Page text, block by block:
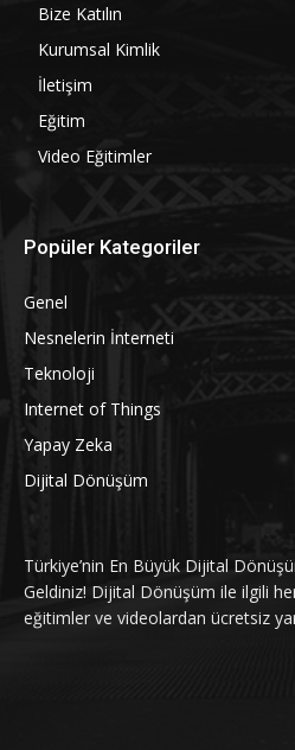
Bize Katılın
Kurumsal Kimlik
İletişim
Eğitim
Video Eğitimler
Popüler Kategoriler
Genel
Nesnelerin İnterneti
Teknoloji
Internet of Things
Yapay Zeka
Dijital Dönüşüm
Türkiye’nin En Büyük Dijital
Geldiniz! Dijital Dönüşüm ile ilgili
eğitimler ve videolardan ücretsiz